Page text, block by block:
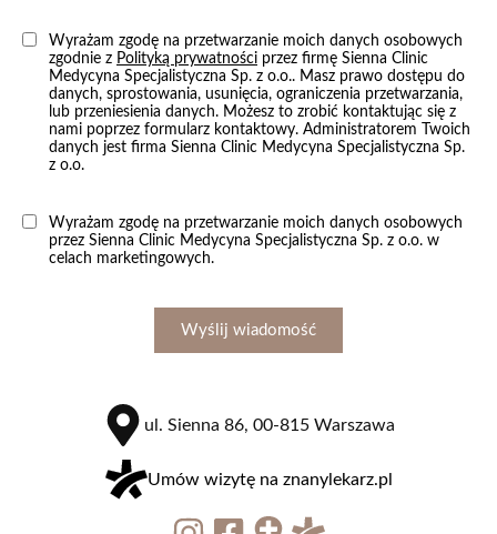
Nadmiar tkanki tłuszczowej
Niewydolność żylna
Bruksizm/migrena
Nadpotliwość
Inne
Przepuklina
Wyrażam zgodę na przetwarzanie moich danych osobowych
zgodnie z Polityką prywatności przez firmę Sienna Clinic
Medycyna Specjalistyczna Sp. z o.o.. Masz prawo dostępu do
danych, sprostowania, usunięcia, ograniczenia przetwarzania,
lub przeniesienia danych. Możesz to zrobić kontaktując się z
nami poprzez formularz kontaktowy. Administratorem Twoich
danych jest firma Sienna Clinic Medycyna Specjalistyczna Sp.
z o.o.
Wyrażam zgodę na przetwarzanie moich danych osobowych
przez Sienna Clinic Medycyna Specjalistyczna Sp. z o.o. w
celach marketingowych.
Wyślij wiadomość
ul. Sienna 86, 00-815 Warszawa
Umów wizytę na znanylekarz.pl